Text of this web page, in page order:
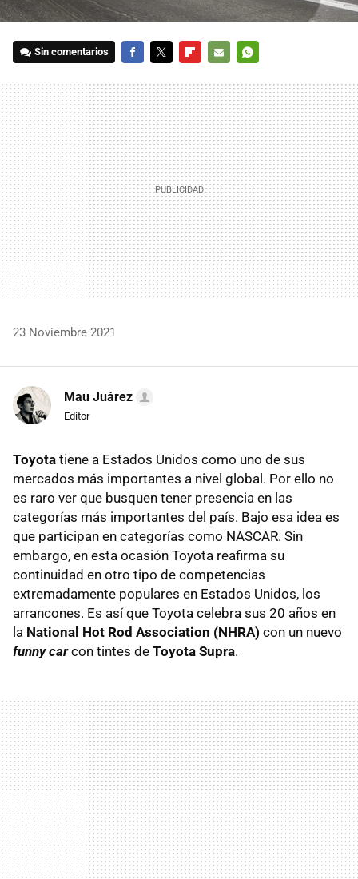
Sin comentarios
MAIL
23 Noviembre 2021
Mau Juárez
Editor
Toyota tiene a Estados Unidos como uno de sus
mercados más importantes a nivel global. Por ello no
es raro ver que busquen tener presencia en las
categorías más importantes del país. Bajo esa idea es
que participan en categorías como NASCAR. Sin
embargo, en esta ocasión Toyota reafirma su
continuidad en otro tipo de competencias
extremadamente populares en Estados Unidos, los
arrancones. Es así que Toyota celebra sus 20 años en
la National Hot Rod Association (NHRA) con un nuevo
funny carcon tintes de Toyota Supra.